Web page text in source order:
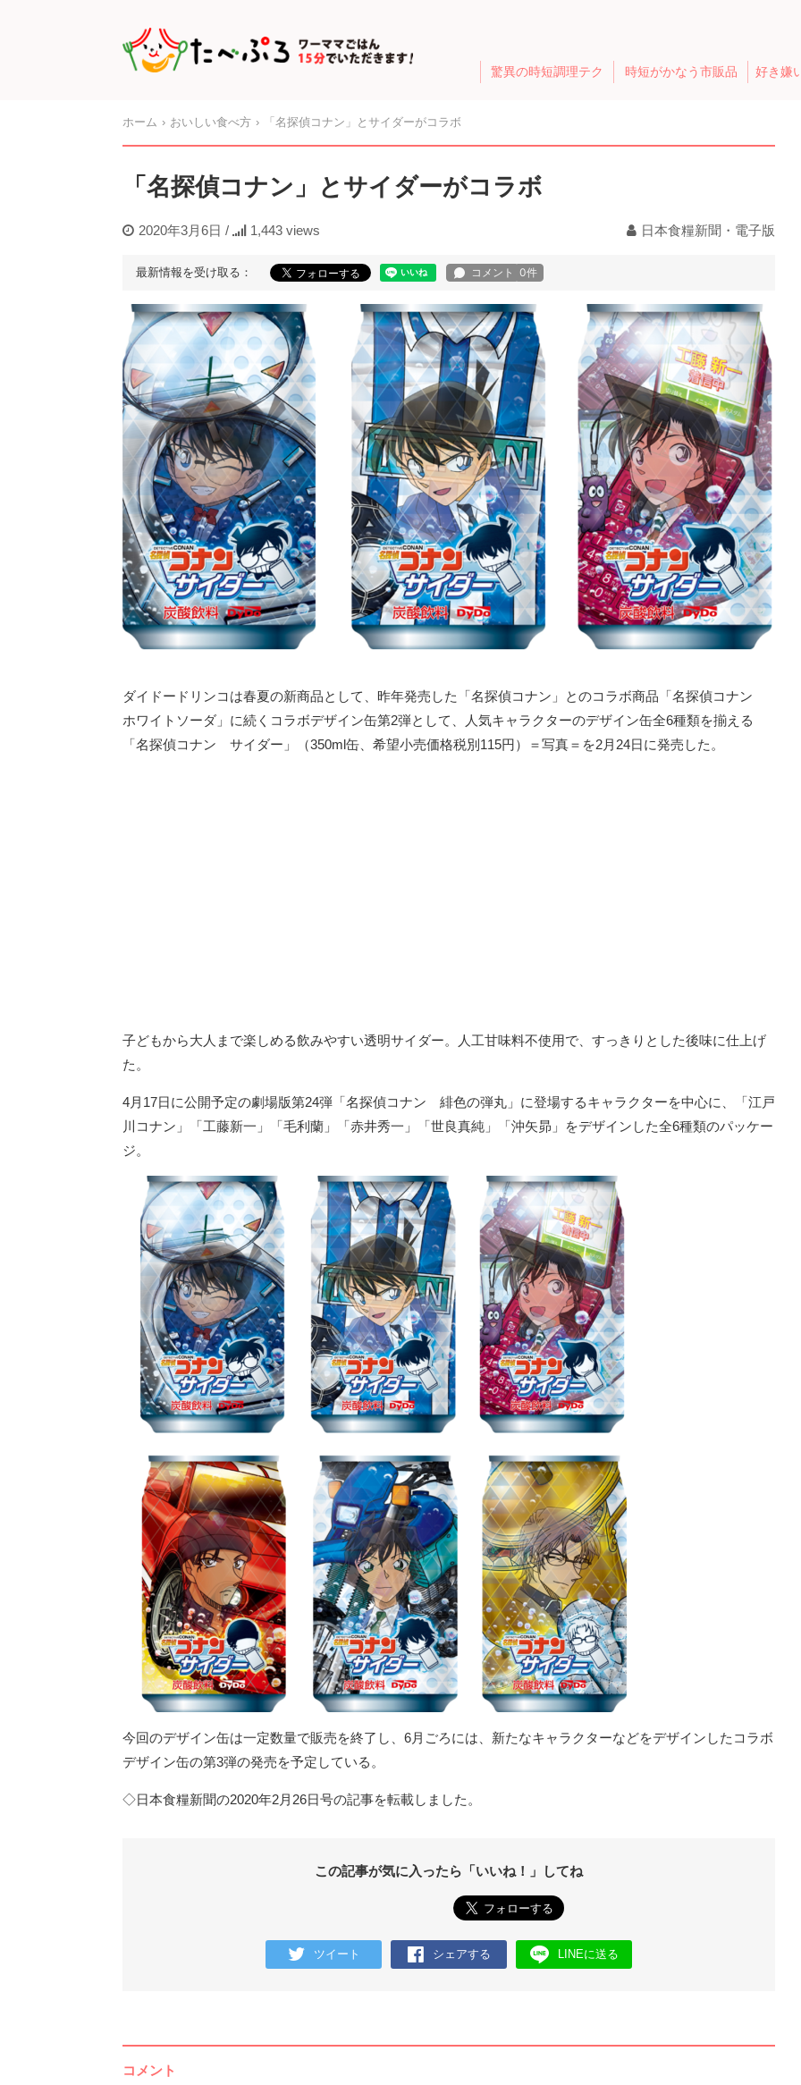
驚異の時短調理テク 時短がかなう市販品 好き嫌
ホーム おいしい食べ方 「名探偵コナン」とサイダーがコラボ
「名探偵コナン」とサイダーがコラボ
2020年3月6日 / 1,443 views 日本食糧新聞・電子版
最新情報を受け取る：
ダイドードリンコは春夏の新商品として、昨年発売した「名探偵コナン」とのコラボ商品「名探偵コナン
ホワイトソーダ」に続くコラボデザイン缶第2弾として、人気キャラクターのデザイン缶全6種類を揃える
「名探偵コナン サイダー」（350ml缶、希望小売価格税別115円）＝写真＝を2月24日に発売した。
子どもから大人まで楽しめる飲みやすい透明サイダー。人工甘味料不使用で、すっきりとした後味に仕上げ
た。
4月17日に公開予定の劇場版第24弾「名探偵コナン 緋色の弾丸」に登場するキャラクターを中心に、「江戸
川コナン」「工藤新一」「毛利蘭」「赤井秀一」「世良真純」「沖矢昴」をデザインした全6種類のパッケー
ジ。
今回のデザイン缶は一定数量で販売を終了し、6月ごろには、新たなキャラクターなどをデザインしたコラボ
デザイン缶の第3弾の発売を予定している。
◇日本食糧新聞の2020年2月26日号の記事を転載しました。
この記事が気に入ったら「いいね！」してね
ツイート シェアする LINEに送る
コメント